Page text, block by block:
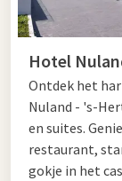
Hotel
Ontdek het
Nuland - 's-
en suites.
restaurant,
gokje in het